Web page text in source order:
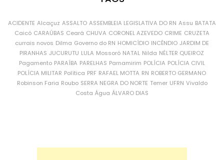
ACIDENTE Alcaçuz ASSALTO ASSEMBLEIA LEGISLATIVA DO RN Assu BATATA
Caicó CARAÚBAS Ceará CHUVA CORONEL AZEVEDO CRIME CRUZETA
currais novos Dilma Governo do RN HOMICÍDIO INCÊNDIO JARDIM DE
PIRANHAS JUCURUTU LULA Mossoró NATAL Nilda NÉLTER QUEIROZ
Pagamento PARAÍBA PARELHAS Parnamirim POLÍCIA POLÍCIA CIVIL
POLÍCIA MILITAR Política PRF RAFAEL MOTTA RN ROBERTO GERMANO
Robinson Faria Roubo SERRA NEGRA DO NORTE Temer UFRN Vivaldo
Costa Água ÁLVARO DIAS